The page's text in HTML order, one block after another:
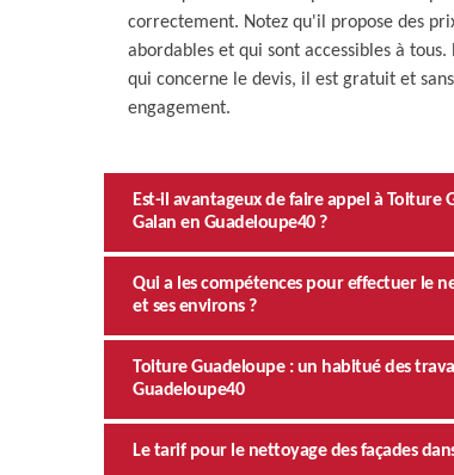
correctement. Notez qu'il propose des
abordables et qui sont accessibles à tous.
qui concerne le devis, il est gratuit et sans
engagement.
Est-il avantageux de faire appel à Toiture
Galan en Guadeloupe40 ?
Qui a les compétences pour effectuer le
et ses environs ?
Toiture Guadeloupe : un habitué des
Guadeloupe40
Le tarif pour le nettoyage des façades